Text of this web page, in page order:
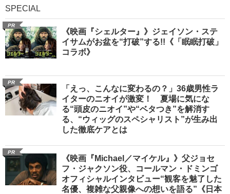
SPECIAL
PR
《映画『シェルター』》ジェイソン・ステ
イサムがお盆を“打破”する!!《「眠眠打破」
コラボ》
PR
「えっ、こんなに変わるの？」36歳男性ラ
イターのニオイが激変！ 夏場に気にな
る“頭皮のニオイ”や“ベタつき”を解消す
る、“ウィッグのスペシャリスト”が生み出
した徹底ケアとは
PR
《映画『Michael／マイケル』》父ジョセ
フ・ジャクソン役、コールマン・ドミンゴ
オフィシャルインタビュー“観客を魅了した
名優、複雑な父親像への想いを語る”《日本